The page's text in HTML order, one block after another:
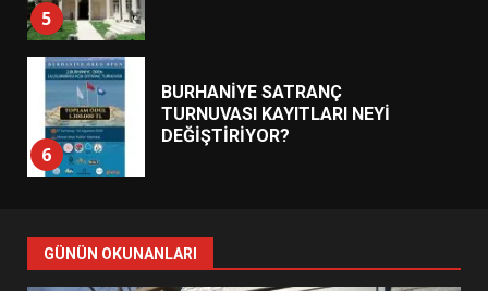
5
6
BURHANİYE SATRANÇ
TURNUVASI KAYITLARI NEYİ
DEĞİŞTİRİYOR?
YENİ YÖNETİM NASIL
ŞEKİLLENDİ?
GÜNÜN OKUNANLARI